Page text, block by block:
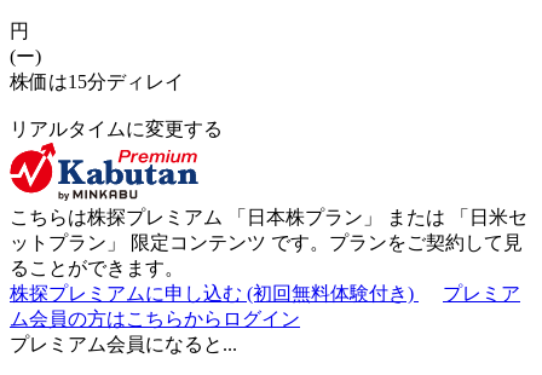
円
(ー)
株価は15分ディレイ
リアルタイムに変更する
こちらは株探プレミアム 「 日本株プラン 」 または 「 日米セ
ットプラン 」 限定コンテンツ です。プランをご契約して見
ることができます。
株探プレミアムに申し込む (初回無料体験付き)
プレミア
ム会員の方はこちらからログイン
プレミアム会員になると...